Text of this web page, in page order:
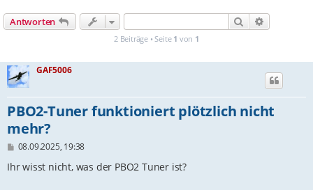
Antworten Suche
2 Beiträge • Seite 1 von 1
GAF5006
PBO2-Tuner funktioniert plötzlich nicht
mehr?
B
i
08.09.2025, 19:38
Ihr wisst nicht, was der PBO2 Tuner ist?